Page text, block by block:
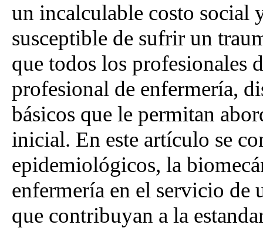
un incalculable costo social
susceptible de sufrir un
que todos los profesionales
profesional de enfermería,
básicos que le permitan
inicial. En este artículo se
epidemiológicos, la
enfermería en el servicio de
que contribuyan a la